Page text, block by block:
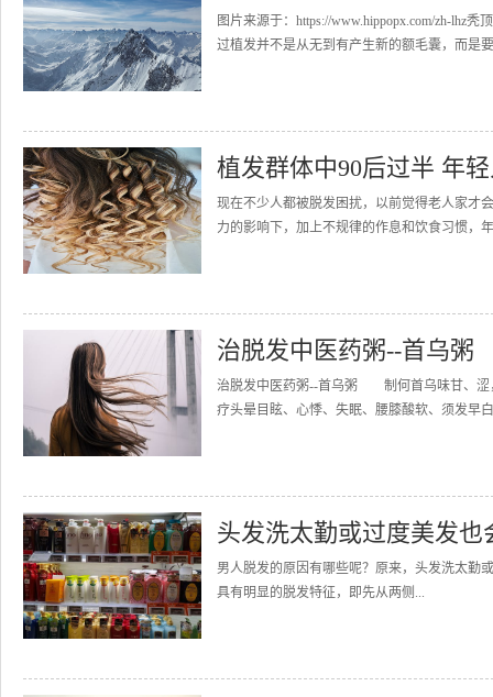
图片来源于：https://www.hippopx.com/zh-lhz
过植发并不是从无到有产生新的额毛囊，而是
植发群体中90后过半 年
现在不少人都被脱发困扰，以前觉得老人家才
力的影响下，加上不规律的作息和饮食习惯
治脱发中医药粥--首乌粥
治脱发中医药粥--首乌粥 制何首乌味甘、涩
疗头晕目眩、心悸、失眠、腰膝酸软、须发早
头发洗太勤或过度美发也
男人脱发的原因有哪些呢？原来，头发洗
具有明显的脱发特征，即先从两侧...